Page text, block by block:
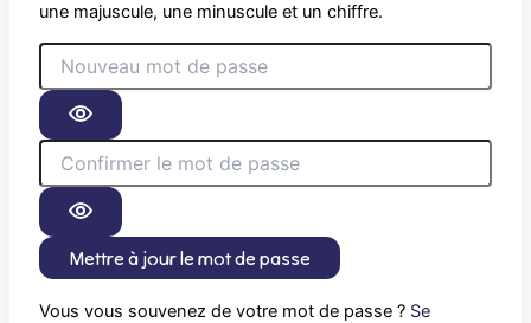
une majuscule, une minuscule et un chiffre.
Mettre à jour le mot de passe
Vous vous souvenez de votre mot de passe ? Se